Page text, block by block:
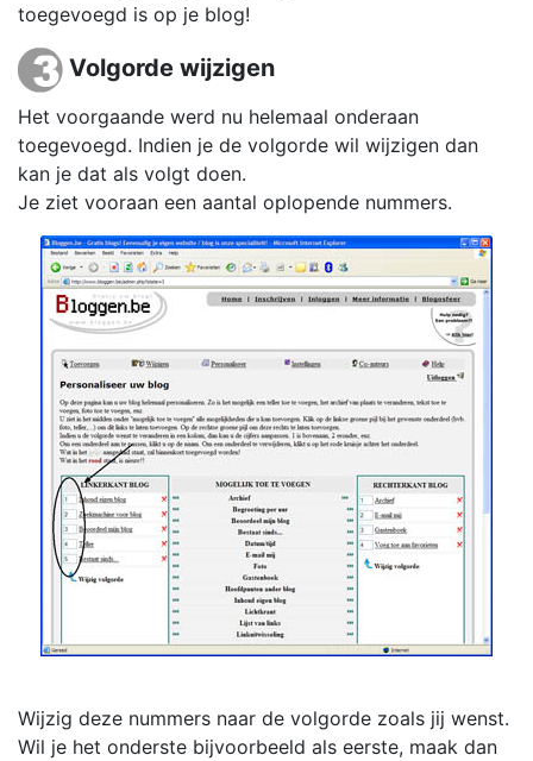
toegevoegd is op je blog!
Volgorde wijzigen
Het voorgaande werd nu helemaal onderaan
toegevoegd. Indien je de volgorde wil wijzigen dan
kan je dat als volgt doen.
Je ziet vooraan een aantal oplopende nummers.
Wijzig deze nummers naar de volgorde zoals jij wenst.
Wil je het onderste bijvoorbeeld als eerste, maak dan